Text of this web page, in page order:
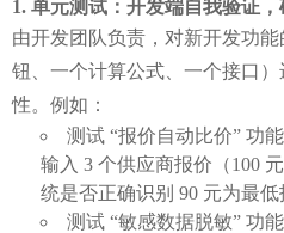
单元测试：开发端自我验证
由开发团队负责，对新开发功
钮、一个计算公式、一个接口
性。例如：
测试 “报价自动比价” 功
输入 3 个供应商报价（100
统是否正确识别 90 元为最低
测试 “敏感数据脱敏” 功